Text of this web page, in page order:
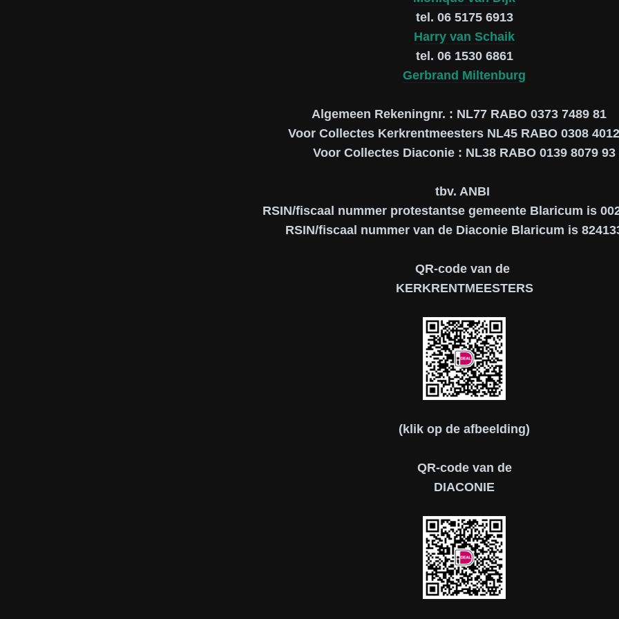
tel. 06 5175 6913
Harry van Schaik
tel. 06 1530 6861
Gerbrand Miltenburg
Algemeen Rekeningnr. : NL77 RABO 0373 7489 81
Voor Collectes Kerkrentmeesters NL45 RABO 0308
Voor Collectes Diaconie : NL38 RABO 0139 8079 93
tbv. ANBI
RSIN/fiscaal nummer protestantse gemeente Blaricum is
RSIN/fiscaal nummer van de Diaconie Blaricum is
QR-code van de
KERKRENTMEESTERS
(klik op de afbeelding)
QR-code van de
DIACONIE